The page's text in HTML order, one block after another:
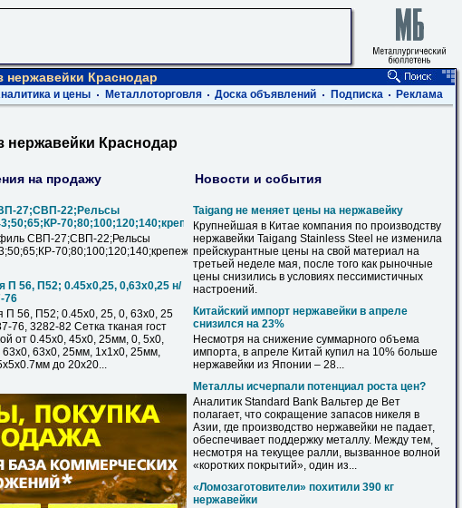
нержавейки Краснодар
и цены Металлоторговля Доска объявлений Подписка Реклама
нержавейки Краснодар
на продажу
27;СВП-22;Рельсы
70;80;100;120;140;крепеж
СВП-27;СВП-22;Рельсы
70;80;100;120;140;крепеж
П 56, П52; 0.45х0,25, 0,63х0,25 н/
76
П 56, П52; 0.45х0, 25, 0, 63х0, 25
76, 3282-82 Сетка тканая гост
от 0.45х0, 45х0, 25мм, 0, 5х0,
63х0, 25мм, 1х1х0, 25мм,
до 20х20...
Новости и события
Taigang не меняет цены на нержавейку
Крупнейшая в Китае компания по производству
нержавейки Taigang Stainless Steel не изменила
прейскурантные цены на свой материал на
третьей неделе мая, после того как рыночные
цены снизились в условиях пессимистичных
настроений.
Китайский импорт нержавейки в апреле
снизился на 23%
Несмотря на снижение суммарного объема
импорта, в апреле Китай купил на 10% больше
нержавейки из Японии – 28...
Металлы исчерпали потенциал роста цен?
Аналитик Standard Bank Вальтер де Вет
полагает, что сокращение запасов никеля в
Азии, где производство нержавейки не падает,
обеспечивает поддержку металлу. Между тем,
несмотря на текущее ралли, вызванное волной
«коротких покрытий», один из...
«Ломозаготовители» похитили 390 кг
нержавейки